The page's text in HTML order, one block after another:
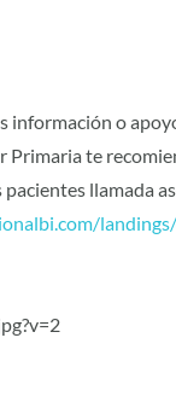
información o
Primaria te
pacientes llamada